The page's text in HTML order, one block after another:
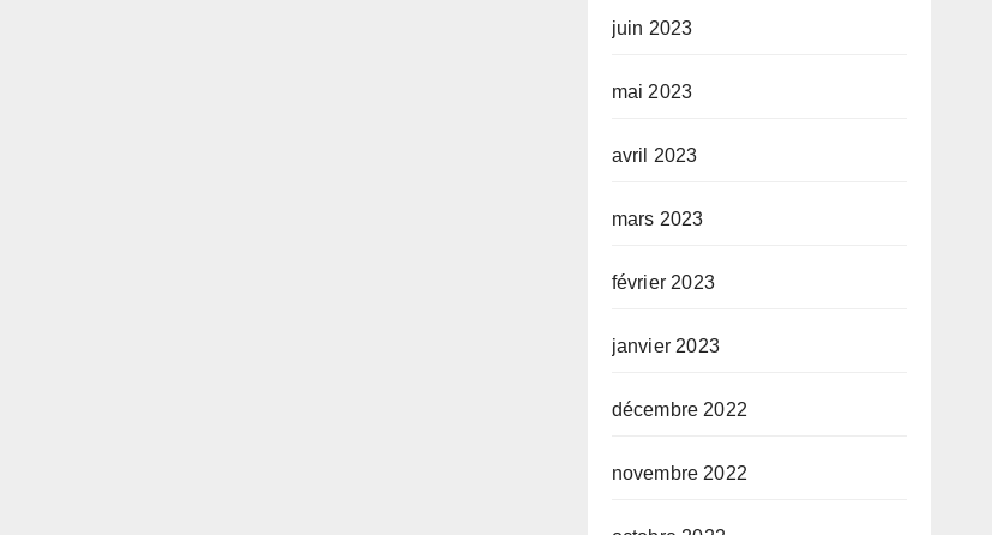
juin 2023
mai 2023
avril 2023
mars 2023
février 2023
janvier 2023
décembre 2022
novembre 2022